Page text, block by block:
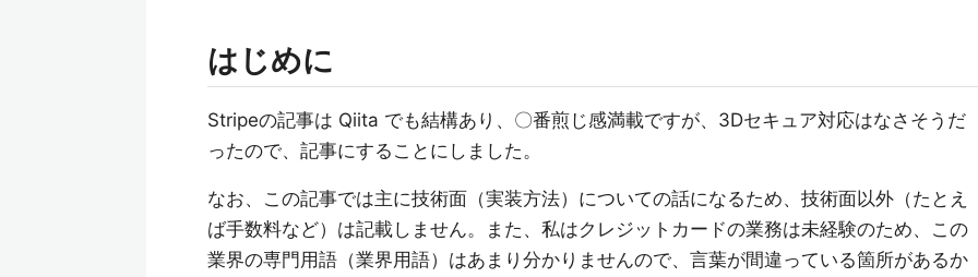
はじめに
Stripeの記事は Qiita でも結構あり、〇番煎じ感満載ですが、3Dセキュア対応はなさそうだ
ったので、記事にすることにしました。
なお、この記事では主に技術面（実装方法）についての話になるため、技術面以外（たとえ
ば手数料など）は記載しません。また、私はクレジットカードの業務は未経験のため、この
業界の専門用語（業界用語）はあまり分かりませんので、言葉が間違っている箇所があるか